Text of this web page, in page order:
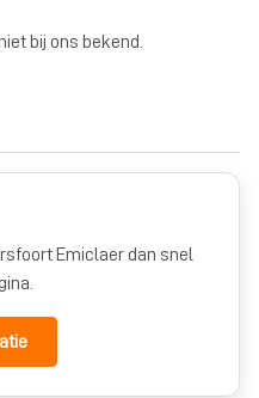
bij ons bekend.
Emiclaer dan snel